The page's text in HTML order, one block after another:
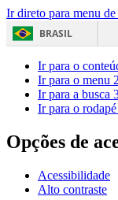
Ir direto para menu
BRASIL
Ir para o
Ir para o menu 2
Ir para a busca
Ir para o rodapé
Opções de
Acessibilidade
Alto contraste